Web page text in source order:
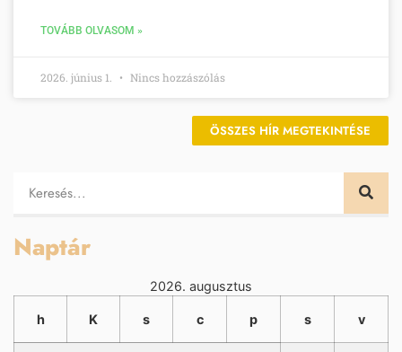
TOVÁBB OLVASOM »
2026. június 1. Nincs hozzászólás
ÖSSZES HÍR MEGTEKINTÉSE
Naptár
2026. augusztus
h K s c p s v